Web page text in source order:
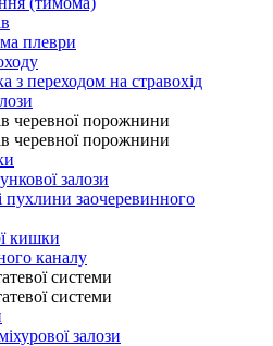
плеври
з переходом на стравохід
черевної порожнини
черевної порожнини
залози
пухлини заочеревинного
кишки
каналу
системи
системи
залози